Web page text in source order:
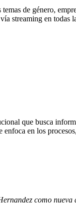
de género,
streaming en todas
que busca
en los
como nueva